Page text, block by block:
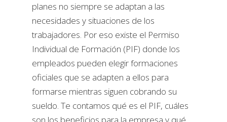
planes no siempre se adaptan a las
necesidades y situaciones de los
trabajadores. Por eso existe el Permiso
Individual de Formación (PIF) donde los
empleados pueden elegir formaciones
oficiales que se adapten a ellos para
formarse mientras siguen cobrando su
sueldo. Te contamos qué es el PIF, cuáles